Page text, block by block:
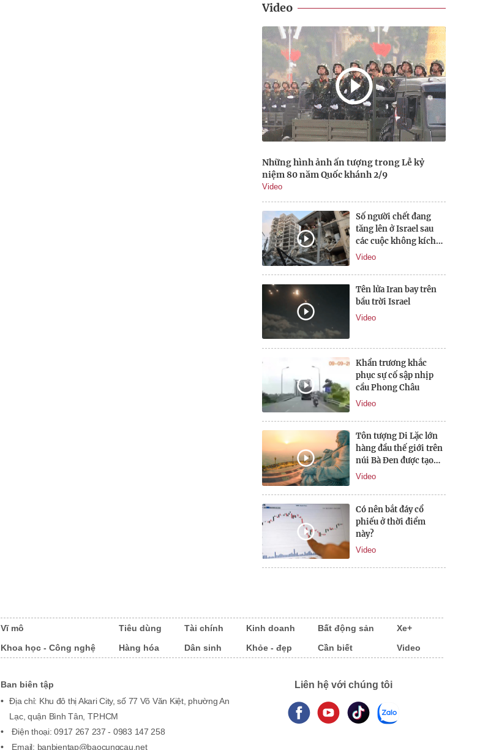
Video
Những hình ảnh ấn tượng trong Lễ kỷ
niệm 80 năm Quốc khánh 2/9
Video
Số người chết đang
tăng lên ở Israel sau
các cuộc không kích
của Iran
Video
Tên lửa Iran bay trên
bầu trời Israel
Video
Khẩn trương khắc
phục sự cố sập nhịp
cầu Phong Châu
Video
Tôn tượng Di Lặc lớn
hàng đầu thế giới trên
núi Bà Đen được tạo
tác như nào?
Video
Có nên bắt đáy cổ
phiếu ở thời điểm
này?
Video
Vĩ mô Tiêu dùng Tài chính Kinh doanh Bất động sản
Xe+
Khoa học - Công nghệ
Hàng hóa Dân sinh Khỏe - đẹp Cần biết Video
Ban biên tập
Địa chỉ: Khu đô thị Akari City, số 77 Võ Văn Kiệt, phường An
Lạc, quận Bình Tân, TP.HCM
Điện thoại: 0917 267 237 - 0983 147 258
Email: banbientap@baocungcau.net
Liên hệ với chúng tôi